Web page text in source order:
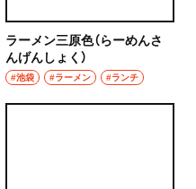
ラーメン三原色（らーめんさ
んげんしょく）
#池袋 #ラーメン #ランチ